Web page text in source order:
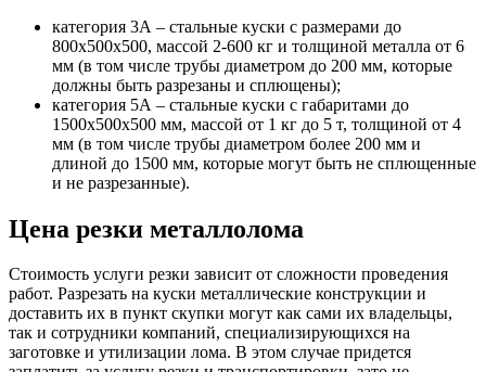
категория 3А – стальные куски с размерами до
800х500х500, массой 2-600 кг и толщиной металла от 6
мм (в том числе трубы диаметром до 200 мм, которые
должны быть разрезаны и сплющены);
категория 5А – стальные куски с габаритами до
1500х500х500 мм, массой от 1 кг до 5 т, толщиной от 4
мм (в том числе трубы диаметром более 200 мм и
длиной до 1500 мм, которые могут быть не сплющенные
и не разрезанные).
Цена резки металлолома
Стоимость услуги резки зависит от сложности проведения
работ. Разрезать на куски металлические конструкции и
доставить их в пункт скупки могут как сами их владельцы,
так и сотрудники компаний, специализирующихся на
заготовке и утилизации лома. В этом случае придется